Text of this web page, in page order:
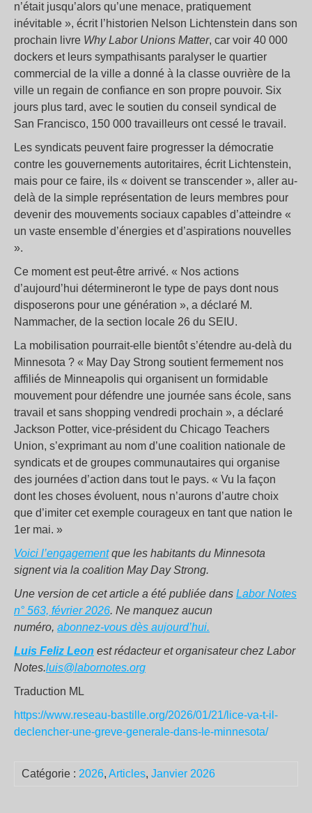
n’était jusqu’alors qu’une menace, pratiquement
inévitable », écrit l’historien Nelson Lichtenstein dans son
prochain livre Why Labor Unions Matter, car voir 40 000
dockers et leurs sympathisants paralyser le quartier
commercial de la ville a donné à la classe ouvrière de la
ville un regain de confiance en son propre pouvoir. Six
jours plus tard, avec le soutien du conseil syndical de
San Francisco, 150 000 travailleurs ont cessé le travail.
Les syndicats peuvent faire progresser la démocratie
contre les gouvernements autoritaires, écrit Lichtenstein,
mais pour ce faire, ils « doivent se transcender », aller au-
delà de la simple représentation de leurs membres pour
devenir des mouvements sociaux capables d’atteindre «
un vaste ensemble d’énergies et d’aspirations nouvelles
».
Ce moment est peut-être arrivé. « Nos actions
d’aujourd’hui détermineront le type de pays dont nous
disposerons pour une génération », a déclaré M.
Nammacher, de la section locale 26 du SEIU.
La mobilisation pourrait-elle bientôt s’étendre au-delà du
Minnesota ? « May Day Strong soutient fermement nos
affiliés de Minneapolis qui organisent un formidable
mouvement pour défendre une journée sans école, sans
travail et sans shopping vendredi prochain », a déclaré
Jackson Potter, vice-président du Chicago Teachers
Union, s’exprimant au nom d’une coalition nationale de
syndicats et de groupes communautaires qui organise
des journées d’action dans tout le pays. « Vu la façon
dont les choses évoluent, nous n’aurons d’autre choix
que d’imiter cet exemple courageux en tant que nation le
1er mai. »
Voici l’engagementque les habitants du Minnesota
signent via la coalition May Day Strong.
Une version de cet article a été publiée dans Labor Notes
n° 563, février 2026. Ne manquez aucun
numéro, abonnez-vous dès aujourd’hui.
Luis Feliz Leon est rédacteur et organisateur chez Labor
Notes.luis@labornotes.org
Traduction ML
https://www.reseau-bastille.org/2026/01/21/lice-va-t-il-
declencher-une-greve-generale-dans-le-minnesota/
Catégorie : 2026, Articles, Janvier 2026